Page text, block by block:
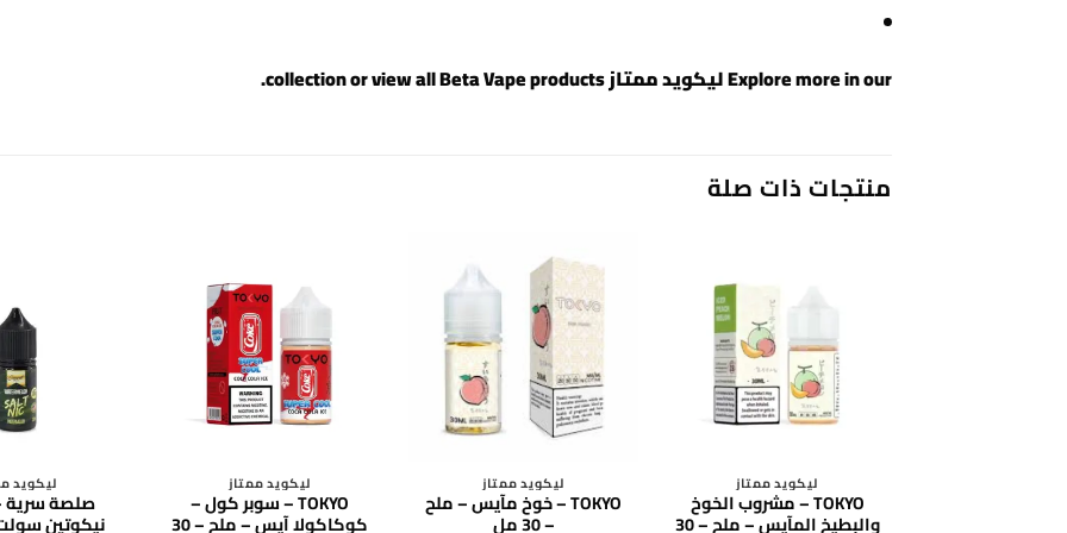
Explore more in ourليكويد ممتازBeta Vape products
.
منتجات ذات صلة
ليكويد ممتاز
TOKYO – مشروب الخوخ
والبطيخ المآيس – ملح – 30
ليكويد ممتاز
TOKYO – خوخ مآيس – ملح
– 30 مل
ليكويد ممتاز
TOKYO – سوبر كول –
كوكاكولا آيس – ملح – 30
ليكويد
صلصة سرية
نيكوتين سولت –